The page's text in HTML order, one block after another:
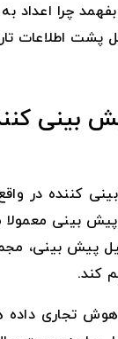
چرا اعداد
پشت اطلاعات
بینی
کننده در
پیش بینی
پیش بینی،
کند.
تجاری داده